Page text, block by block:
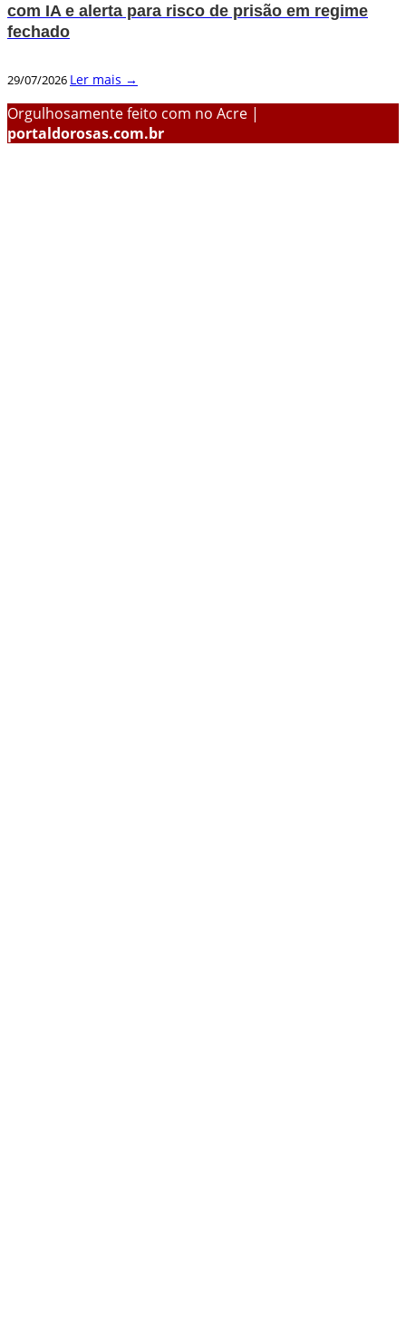
com IA e alerta para risco de prisão em regime
fechado
29/07/2026 Ler mais →
Orgulhosamente feito com no Acre |
portaldorosas.com.br